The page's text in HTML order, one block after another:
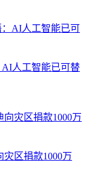
人工智能已可替
区捐款1000万